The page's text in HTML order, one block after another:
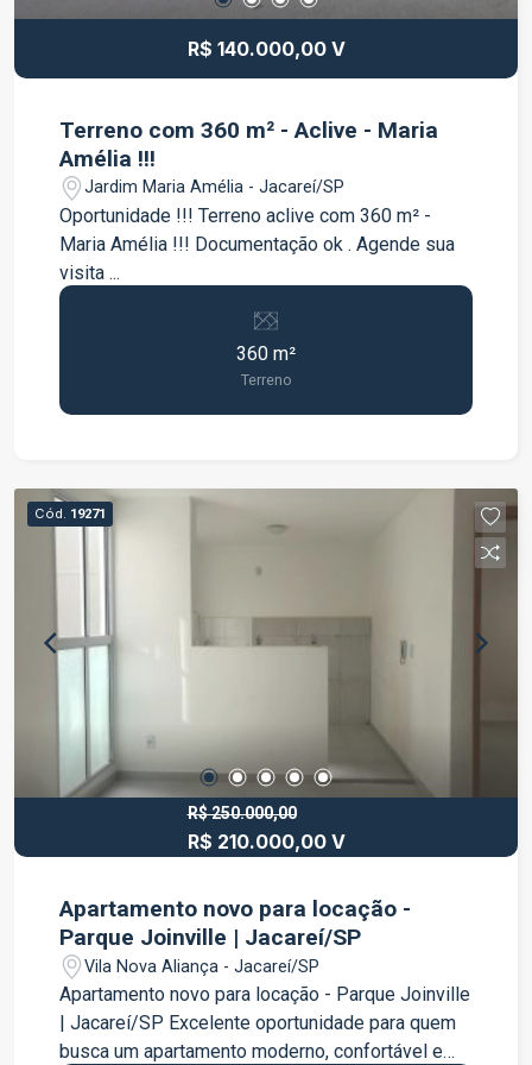
R$ 140.000,00 V
Terreno com 360 m² - Aclive - Maria
Amélia !!!
Jardim Maria Amélia - Jacareí/SP
Oportunidade !!! Terreno aclive com 360 m² -
Maria Amélia !!! Documentação ok . Agende sua
visita ...
360 m²
Terreno
Cód. 19271
R$ 250.000,00
R$ 210.000,00 V
Apartamento novo para locação -
Parque Joinville | Jacareí/SP
Vila Nova Aliança - Jacareí/SP
Apartamento novo para locação - Parque Joinville
| Jacareí/SP Excelente oportunidade para quem
busca um apartamento moderno, confortável e